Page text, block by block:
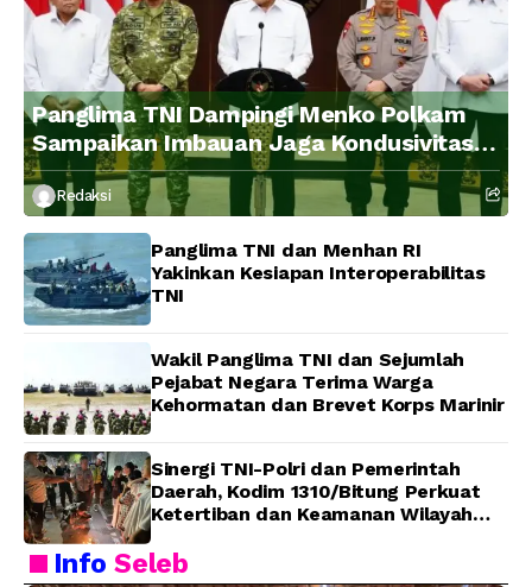
Panglima TNI Dampingi Menko Polkam
Sampaikan Imbauan Jaga Kondusivitas
Bangsa
Redaksi
Panglima TNI dan Menhan RI
Yakinkan Kesiapan Interoperabilitas
TNI
Wakil Panglima TNI dan Sejumlah
Pejabat Negara Terima Warga
Kehormatan dan Brevet Korps Marinir
Sinergi TNI-Polri dan Pemerintah
Daerah, Kodim 1310/Bitung Perkuat
Ketertiban dan Keamanan Wilayah
InfoSeleb